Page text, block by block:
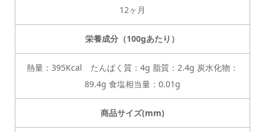
12ヶ月
栄養成分（100gあたり）
熱量：395Kcal たんぱく質：4g 脂質：2.4g 炭水化物：
89.4g 食塩相当量：0.01g
商品サイズ(mm)